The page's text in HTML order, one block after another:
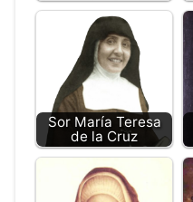
Sor María Teresa
de la Cruz